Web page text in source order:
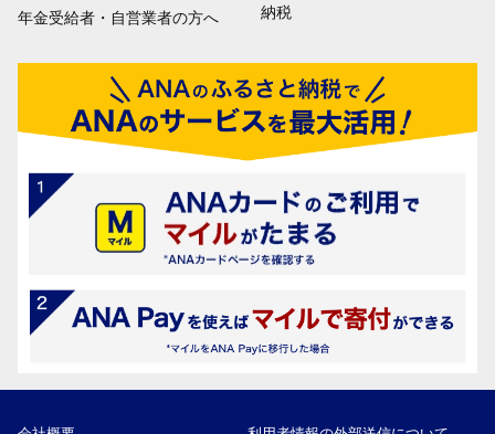
年金受給者・自営業者の方へ
納税